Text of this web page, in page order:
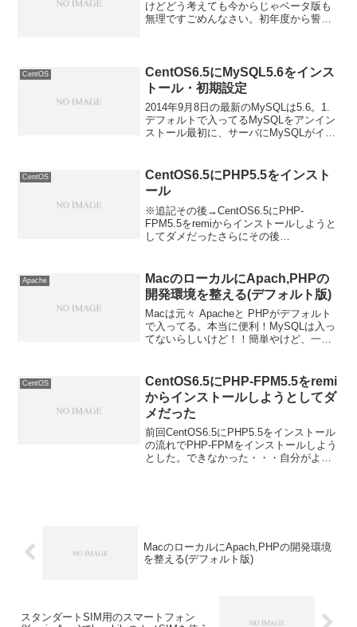
けどどう考えても今からじゃベータ版も
無理ですごめんなさい。初年度から誓い
ついて。scpを使...
CentOS
CentOS6.5にMySQL5.6をインス
トール・初期設定
2014年9月8日の最新のMySQLは5.6。1.
デフォルトで入ってるMySQLをアンイン
ストール最初に、サーバにMySQLがイン
入ってるみた...
CentOS
CentOS6.5にPHP5.5をインスト
ール
※追記その後→CentOS6.5にPHP-
FPM5.5をremiからインストールしようと
してダメだったさらにその後
を入れてみる。1. PH...
Apache
MacのローカルにApach,PHPの
開発環境を整える(デフォルト版)
Macは元々 Apacheと PHPがデフォルト
で入ってる。本当に便利！MySQLは入っ
てないらしいけど！！簡単やけど、一
下のようだった。・Apache2.2.26・P...
CentOS
CentOS6.5にPHP-FPM5.5をremi
からインストールしようとしてダ
メだった
前回CentOS6.5にPHP5.5をインストール
の流れでPHP-FPMをインストールしよう
とした。できなかった・・・自分がよく
MacのローカルにApach,PHPの開発環境
を整える(デフォルト版)
スタンダートSIM用のスマートフォン